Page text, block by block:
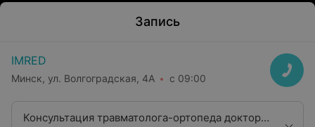
Запись
IMRED
Минск, ул. Волгоградская, 4А с 09:00
Консультация травматолога-ортопеда доктора